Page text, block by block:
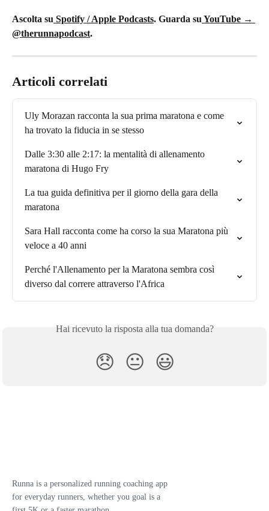
Ascolta su Spotify / Apple Podcasts. Guarda su YouTube →
@therunnapodcast.
Articoli correlati
Uly Morazan racconta la sua prima maratona e come
ha trovato la fiducia in se stesso
Dalle 3:30 alle 2:17: la mentalità di allenamento
maratona di Hugo Fry
La tua guida definitiva per il giorno della gara della
maratona
Sara Hall racconta come ha corso la sua Maratona più
veloce a 40 anni
Perché l'Allenamento per la Maratona sembra così
diverso dal correre attraverso l'Africa
Hai ricevuto la risposta alla tua domanda?
😞 😐 😃
Runna is a personalized running coaching app
for everyday runners, whether you goal is a